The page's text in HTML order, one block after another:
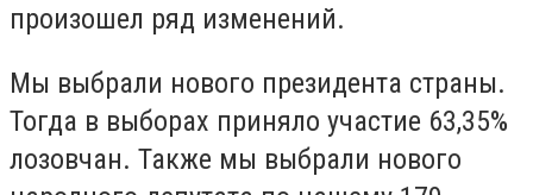
произошел ряд изменений.
Мы выбрали нового президента страны.
Тогда в выборах приняло участие 63,35%
лозовчан. Также мы выбрали нового